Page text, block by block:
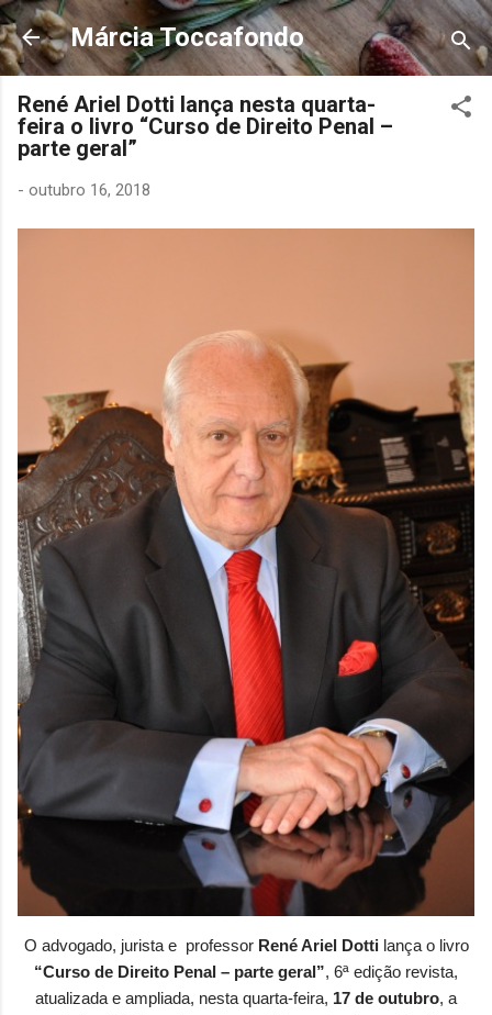
Pular para o conteúdo principal
Márcia Toccafondo
René Ariel Dotti lança nesta quarta-
feira o livro “Curso de Direito Penal –
parte geral”
- outubro 16, 2018
O advogado, jurista e professor René Ariel Dottilança o livro
“Curso de Direito Penal – parte geral”, 6ª edição revista,
atualizada e ampliada, nesta quarta-feira, 17 de outubro, a